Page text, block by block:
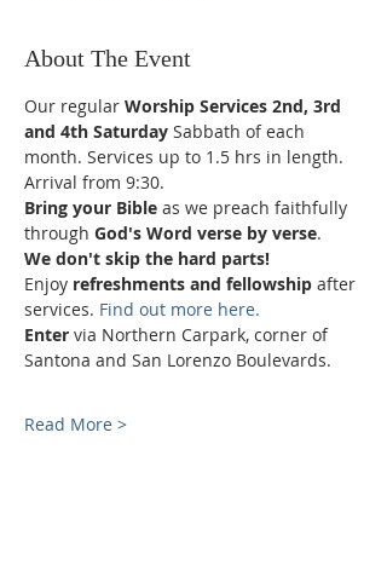
About The Event
Our regular Worship Services 2nd, 3rd
and 4th Saturday Sabbath of each
month. Services up to 1.5 hrs in length.
Arrival from 9:30.
Bring your Bible as we preach faithfully
through God's Word verse by verse.
We don't skip the hard parts!
Enjoy refreshments and fellowship after
services. Find out more here.
Enter via Northern Carpark, corner of
Santona and San Lorenzo Boulevards.
Read More >